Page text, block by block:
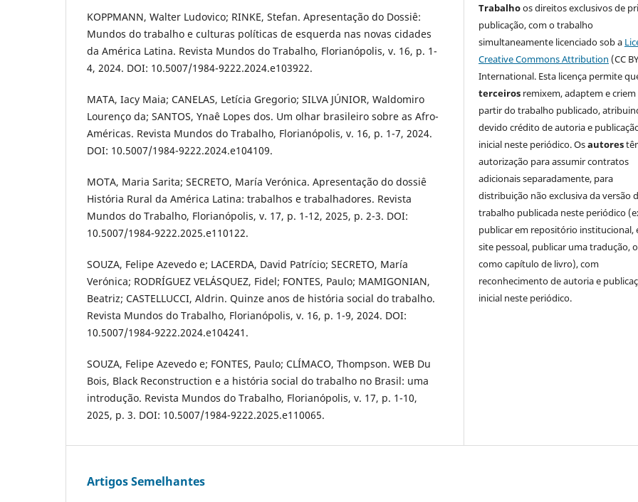
KOPPMANN, Walter Ludovico; RINKE, Stefan. Apresentação do Dossiê:
Mundos do trabalho e culturas políticas de esquerda nas novas cidades
da América Latina. Revista Mundos do Trabalho, Florianópolis, v. 16, p. 1-
4, 2024. DOI: 10.5007/1984-9222.2024.e103922.
MATA, Iacy Maia; CANELAS, Letícia Gregorio; SILVA JÚNIOR, Waldomiro
Lourenço da; SANTOS, Ynaê Lopes dos. Um olhar brasileiro sobre as Afro-
Américas. Revista Mundos do Trabalho, Florianópolis, v. 16, p. 1-7, 2024.
DOI: 10.5007/1984-9222.2024.e104109.
MOTA, Maria Sarita; SECRETO, María Verónica. Apresentação do dossiê
História Rural da América Latina: trabalhos e trabalhadores. Revista
Mundos do Trabalho, Florianópolis, v. 17, p. 1-12, 2025, p. 2-3. DOI:
10.5007/1984-9222.2025.e110122.
SOUZA, Felipe Azevedo e; LACERDA, David Patrício; SECRETO, María
Verónica; RODRÍGUEZ VELÁSQUEZ, Fidel; FONTES, Paulo; MAMIGONIAN,
Beatriz; CASTELLUCCI, Aldrin. Quinze anos de história social do trabalho.
Revista Mundos do Trabalho, Florianópolis, v. 16, p. 1-9, 2024. DOI:
10.5007/1984-9222.2024.e104241.
SOUZA, Felipe Azevedo e; FONTES, Paulo; CLÍMACO, Thompson. WEB Du
Bois, Black Reconstruction e a história social do trabalho no Brasil: uma
introdução. Revista Mundos do Trabalho, Florianópolis, v. 17, p. 1-10,
2025, p. 3. DOI: 10.5007/1984-9222.2025.e110065.
Trabalhoos direitos exclusivos de
publicação, com o trabalho
simultaneamente licenciado sob a
Creative Commons Attribution (CC
International. Esta licença permite
terceiros remixem, adaptem e criem
partir do trabalho publicado,
devido crédito de autoria e
inicial neste periódico. Osautores
autorização para assumir contratos
adicionais separadamente, para
distribuição não exclusiva da versão
trabalho publicada neste periódico
publicar em repositório institucional,
site pessoal, publicar uma tradução,
como capítulo de livro), com
reconhecimento de autoria e
inicial neste periódico.
Artigos Semelhantes